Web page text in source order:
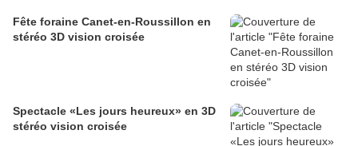
Fête foraine Canet-en-Roussillon en
stéréo 3D vision croisée
Spectacle «Les jours heureux» en 3D
stéréo vision croisée